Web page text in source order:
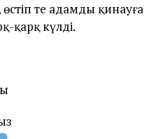
те адамды қинауға
қарқ күлді.